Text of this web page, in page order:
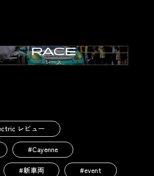
RACE
レース
レビュー
#Cayenne
#新車両 #event